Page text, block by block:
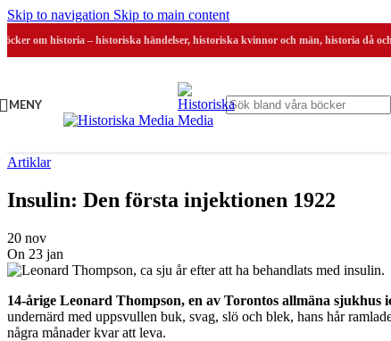
Skip to navigation Skip to main content
om historia – historiska händelser, historiska kvinnor och män, historia då
MENY
Artiklar
Insulin: Den första injektionen 1922
20 nov
On 23 jan
14-årige Leonard Thompson, en av Torontos allmäna sjukhus
undernärd med uppsvullen buk, svag, slö och blek, hans hår
några månader kvar att leva.